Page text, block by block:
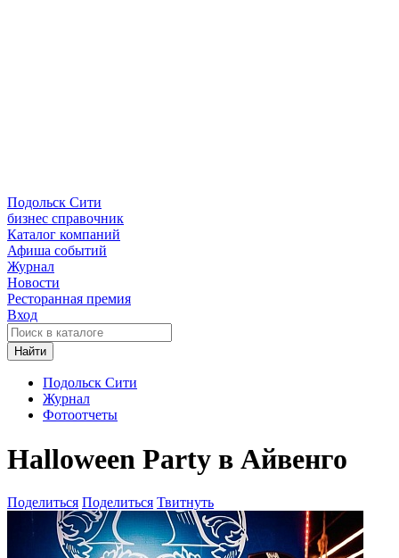
Подольск Сити
бизнес справочник
Каталог компаний
Афиша событий
Журнал
Новости
Ресторанная премия
Вход
Найти
Подольск Сити
Журнал
Фотоотчеты
Halloween Party в Айвенго
Поделиться Поделиться Твитнуть